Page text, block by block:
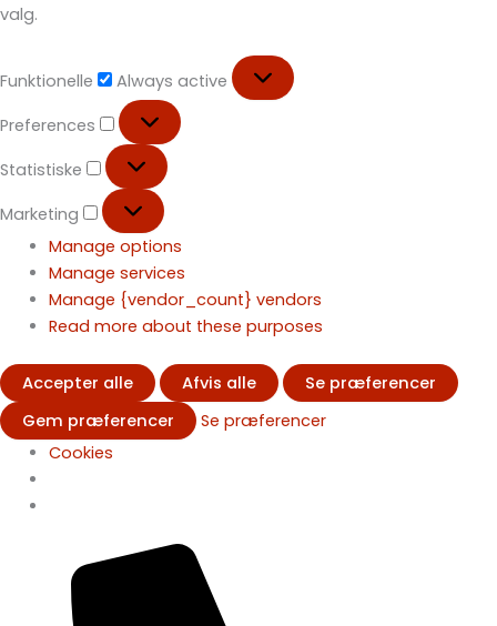
valg.
Funktionelle
Always active
Preferences
Statistiske
Marketing
Manage options
Manage services
Manage {vendor_count} vendors
Read more about these purposes
Accepter alle Afvis alle
Se præferencer
Gem præferencer
Se præferencer
Cookies